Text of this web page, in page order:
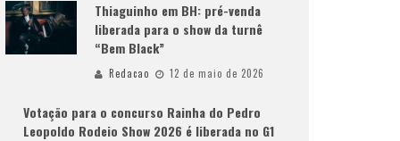
Thiaguinho em BH: pré-venda
liberada para o show da turnê
“Bem Black”
Redacao 12 de maio de 2026
Votação para o concurso Rainha do Pedro
Leopoldo Rodeio Show 2026 é liberada no G1